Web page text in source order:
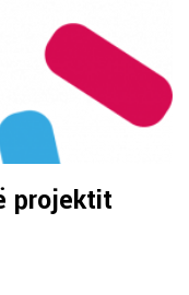
projektit